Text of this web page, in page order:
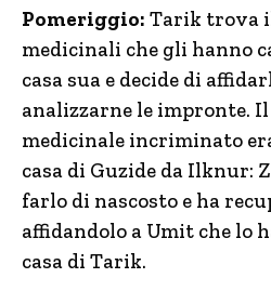
Pomeriggio: Tarik trova
medicinali che gli hanno
casa sua e decide di
analizzarne le impronte. Il
medicinale incriminato
casa di Guzide da Ilknur:
farlo di nascosto e ha
affidandolo a Umit che lo
casa di Tarik.